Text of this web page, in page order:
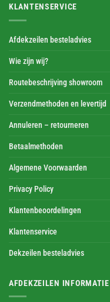
KLANTENSERVICE
Afdekzeilen besteladvies
Wie zijn wij?
Routebeschrijving showroom
Verzendmethoden en levertijd
Annuleren – retourneren
Betaalmethoden
Algemene Voorwaarden
Privacy Policy
Klantenbeoordelingen
Klantenservice
Dekzeilen besteladvies
AFDEKZEILEN INFORMATIE